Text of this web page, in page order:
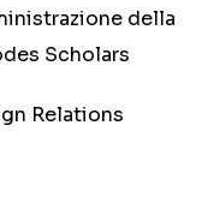
della
Scholars
Relations